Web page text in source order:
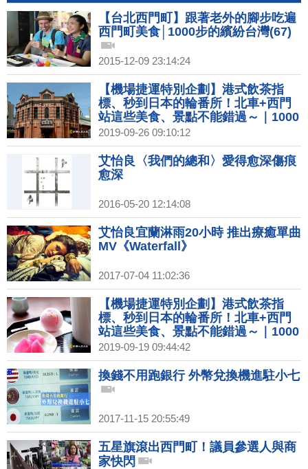
【台北西門町】跟著老外的腳步吃遍
西門町美食│1000步的繽紛台灣(67)
2015-12-09 23:14:24
【機場捷運特別企劃】港式飲茶指
標、秒到日本的輪番所！北車+西門
站這些美食、景點不能錯過～｜1000
步的繽紛台灣(319)
2019-09-26 09:10:12
艾怡良〈我們的總和〉愛得愈深傷痕
愈深
2016-05-20 12:14:08
艾怡良宜蘭淋雨20小時 推出療癒單曲
MV《Waterfall》
2017-07-04 11:02:36
【機場捷運特別企劃】港式飲茶指
標、秒到日本的輪番所！北車+西門
站這些美食、景點不能錯過～｜1000
步的繽紛台灣(319)預告
2019-09-19 09:44:42
換錢不用跑銀行 外幣兌換機進駐小七
2017-11-15 20:55:49
五星旗滾出西門町！議員參選人與商
家快閃